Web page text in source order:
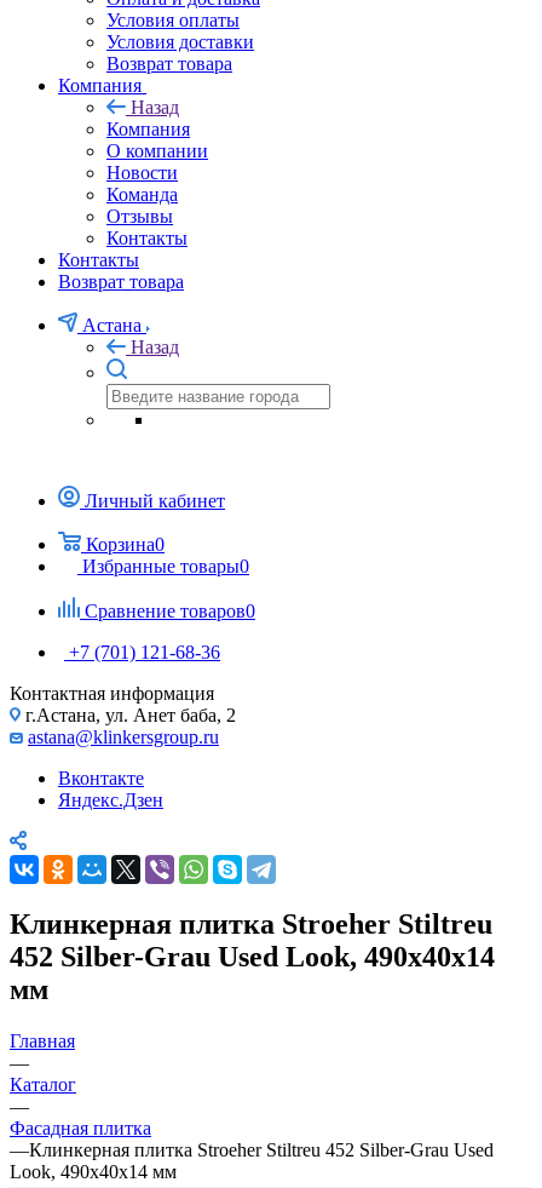
Условия оплаты
Условия доставки
Возврат товара
Компания
Назад
Компания
О компании
Новости
Команда
Отзывы
Контакты
Контакты
Возврат товара
Астана
Назад
Личный кабинет
Корзина0
Избранные товары0
Сравнение товаров0
+7 (701) 121-68-36
Контактная информация
г.Астана, ул. Анет баба, 2
astana@klinkersgroup.ru
Вконтакте
Яндекс.Дзен
Клинкерная плитка Stroeher Stiltreu
452 Silber-Grau Used Look, 490х40х14
мм
Главная
—
Каталог
—
Фасадная плитка
—Клинкерная плитка Stroeher Stiltreu 452 Silber-Grau Used
Look, 490х40х14 мм